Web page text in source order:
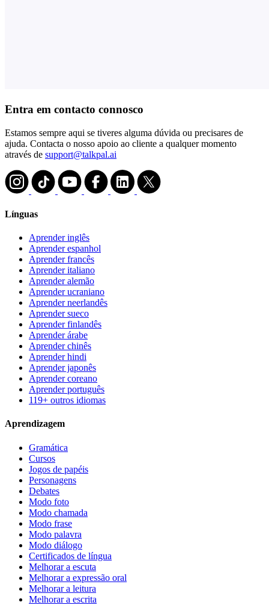
Entra em contacto connosco
Estamos sempre aqui se tiveres alguma dúvida ou precisares de
ajuda. Contacta o nosso apoio ao cliente a qualquer momento
através de support@talkpal.ai
Línguas
Aprender inglês
Aprender espanhol
Aprender francês
Aprender italiano
Aprender alemão
Aprender ucraniano
Aprender neerlandês
Aprender sueco
Aprender finlandês
Aprender árabe
Aprender chinês
Aprender hindi
Aprender japonês
Aprender coreano
Aprender português
119+ outros idiomas
Aprendizagem
Gramática
Cursos
Jogos de papéis
Personagens
Debates
Modo foto
Modo chamada
Modo frase
Modo palavra
Modo diálogo
Certificados de língua
Melhorar a escuta
Melhorar a expressão oral
Melhorar a leitura
Melhorar a escrita